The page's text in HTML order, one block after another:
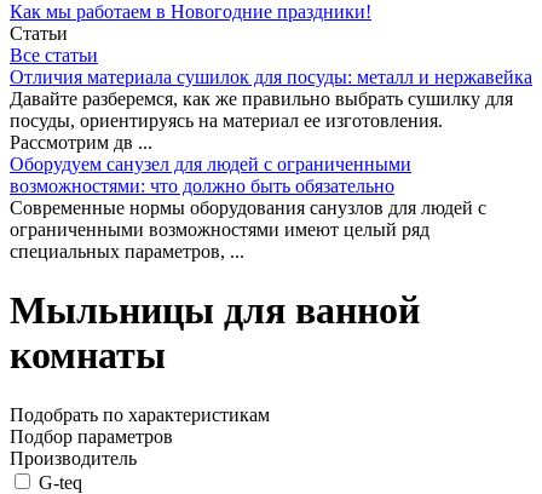
Как мы работаем в Новогодние праздники!
Статьи
Все статьи
Отличия материала сушилок для посуды: металл и нержавейка
Давайте разберемся, как же правильно выбрать сушилку для
посуды, ориентируясь на материал ее изготовления.
Рассмотрим дв ...
Оборудуем санузел для людей с ограниченными
возможностями: что должно быть обязательно
Современные нормы оборудования санузлов для людей с
ограниченными возможностями имеют целый ряд
специальных параметров, ...
Мыльницы для ванной
комнаты
Подобрать по характеристикам
Подбор параметров
Производитель
G-teq